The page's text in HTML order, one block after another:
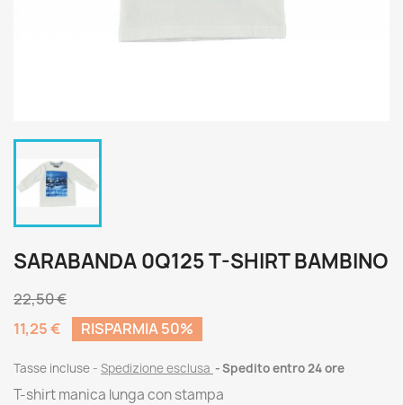
SARABANDA 0Q125 T-SHIRT BAMBINO
22,50 €
11,25 €
RISPARMIA 50%
Tasse incluse Spedizione esclusa Spedito entro 24 ore
T-shirt manica lunga con stampa